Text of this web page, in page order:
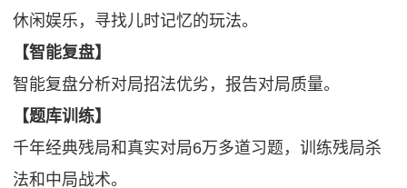
休闲娱乐，寻找儿时记忆的玩法。
【智能复盘】
智能复盘分析对局招法优劣，报告对局质量。
【题库训练】
千年经典残局和真实对局6万多道习题，训练残局杀
法和中局战术。